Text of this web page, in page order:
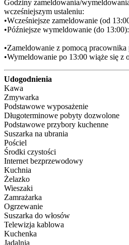
Godziny zameldowania/
wcześniejszym ustaleniu:
•Wcześniejsze zameldowanie (od
•Późniejsze wymeldowanie (do
•Zameldowanie z pomocą pracownika
•Wymeldowanie po 13:00 wiąże się z
Udogodnienia
Kawa
Zmywarka
Podstawowe wyposażenie
Długoterminowe pobyty dozwolone
Podstawowe przybory kuchenne
Suszarka na ubrania
Pościel
Środki czystości
Internet bezprzewodowy
Kuchnia
Żelazko
Wieszaki
Zamrażarka
Ogrzewanie
Suszarka do włosów
Telewizja kablowa
Kuchenka
Jadalnia